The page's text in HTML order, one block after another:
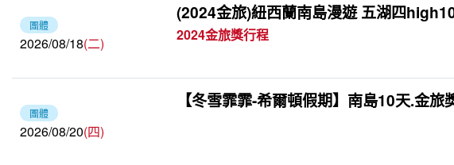
團體
2026/08/18(二)
(2024金旅)紐西蘭南島漫遊 五湖四high10
2024金旅獎行程
團體
2026/08/20(四)
【冬雪霏霏-希爾頓假期】南島10天.金旅